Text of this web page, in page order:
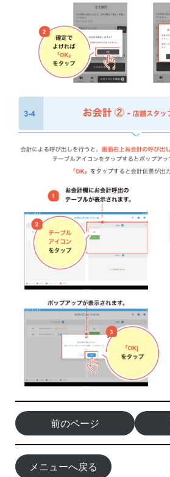
前のページ
メニューへ戻る